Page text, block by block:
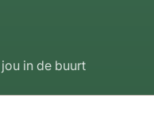
in de buurt